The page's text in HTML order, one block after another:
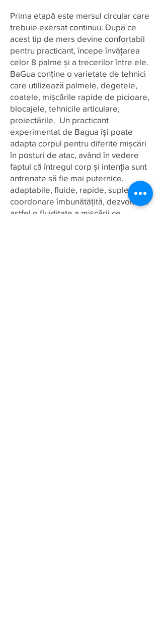
Prima etapă este mersul circular care
trebuie exersat continuu. După ce
acest tip de mers devine confortabil
pentru practicant, începe învățarea
celor 8 palme și a trecerilor între ele.
BaGua conține o varietate de tehnici
care utilizează palmele, degetele,
coatele, mișcările rapide de picioare,
blocajele, tehnicile articulare,
proiectările. Un practicant
experimentat de Bagua își poate
adapta corpul pentru diferite mișcări
în posturi de atac, având în vedere
faptul că întregul corp și intenția sunt
antrenate să fie mai puternice,
adaptabile, fluide, rapide, suple, cu o
coordonare îmbunătățită, dezvoltând
astfel o fluiditate a mișcării ce